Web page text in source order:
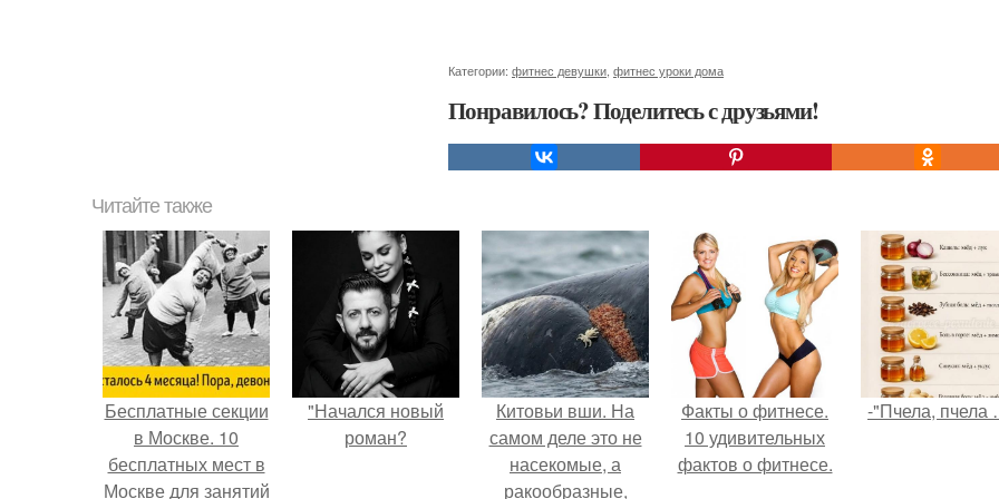
Категории: фитнес девушки фитнес уроки дома
Понравилось? Поделитесь с друзьями!
Читайте также
Бесплатные секции
в Москве. 10
бесплатных мест в
Москве для занятий
"Начался новый
роман?
Китовьи вши. На
самом деле это не
насекомые, а
ракообразные,
Факты о фитнесе.
10 удивительных
фактов о фитнесе.
-"Пчела, пчела